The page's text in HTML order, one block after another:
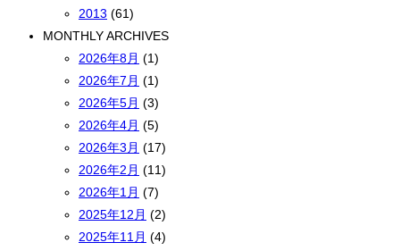
2013 (61)
MONTHLY ARCHIVES
2026年8月 (1)
2026年7月 (1)
2026年5月 (3)
2026年4月 (5)
2026年3月 (17)
2026年2月 (11)
2026年1月 (7)
2025年12月 (2)
2025年11月 (4)